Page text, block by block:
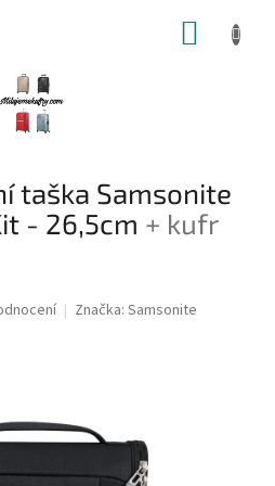
taška Samsonite
- 26,5cm + kufr
Značka: Samsonite